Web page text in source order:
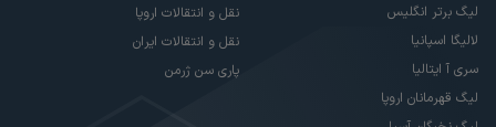
لیگ برتر انگلیس
لالیگا اسپانیا
سری آ ایتالیا
لیگ قهرمانان اروپا
نقل و انتقالات اروپا
نقل و انتقالات ایران
پاری سن ژرمن